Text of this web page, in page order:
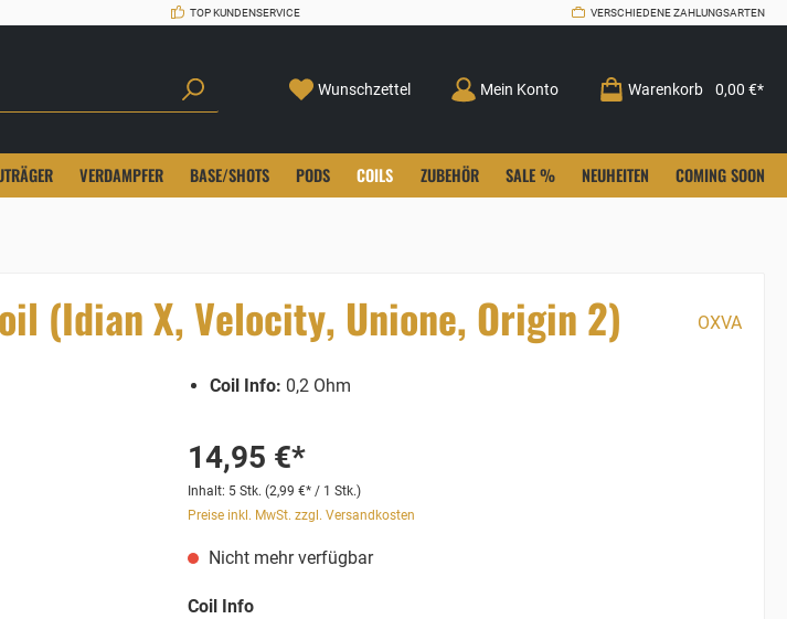
TOP KUNDENSERVICE VERSCHIEDENE ZAHLUNGSARTEN
Wunschzettel Mein Konto Warenkorb 0,00 €*
VERDAMPFER BASE/SHOTS PODS COILS ZUBEHÖR SALE % NEUHEITEN COMING SOON
(Idian X, Velocity, Unione, Origin 2) OXVA
Coil Info: 0,2 Ohm
14,95 €*
Inhalt: 5 Stk. (2,99 €* / 1 Stk.)
Preise inkl. MwSt. zzgl. Versandkosten
Nicht mehr verfügbar
Coil Info